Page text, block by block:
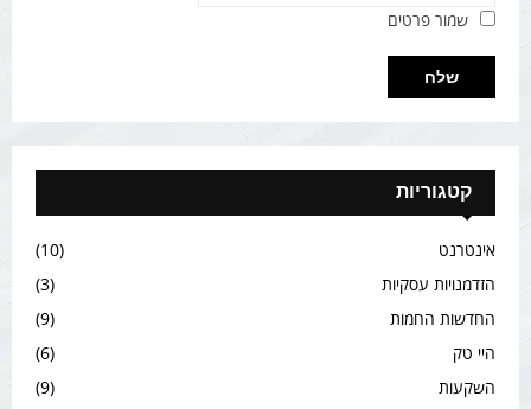
שמור פרטים
קטגוריות
אינטרנט
(10)
הזדמנויות עסקיות
(3)
החדשות החמות
(9)
היי טק
(6)
השקעות
(9)